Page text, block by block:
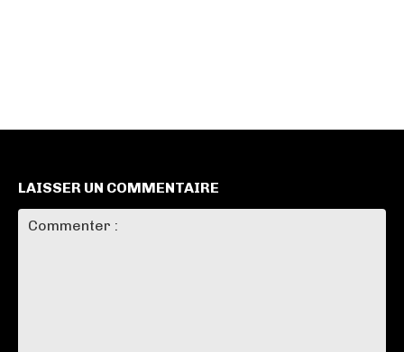
LAISSER UN COMMENTAIRE